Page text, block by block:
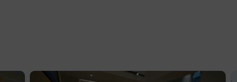
En savoir plus